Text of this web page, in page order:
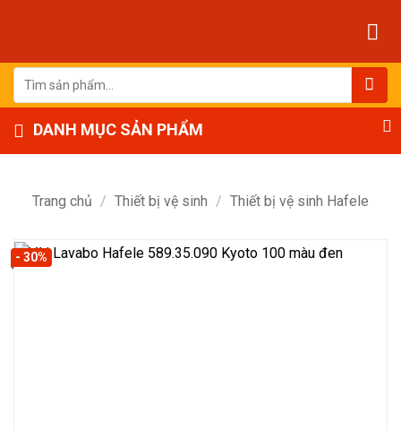
dung
Tìm
kiếm:
DANH MỤC SẢN PHẨM
Trang chủ / Thiết bị vệ sinh / Thiết bị vệ sinh Hafele
- 30%